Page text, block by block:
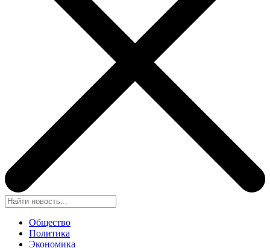
Общество
Политика
Экономика